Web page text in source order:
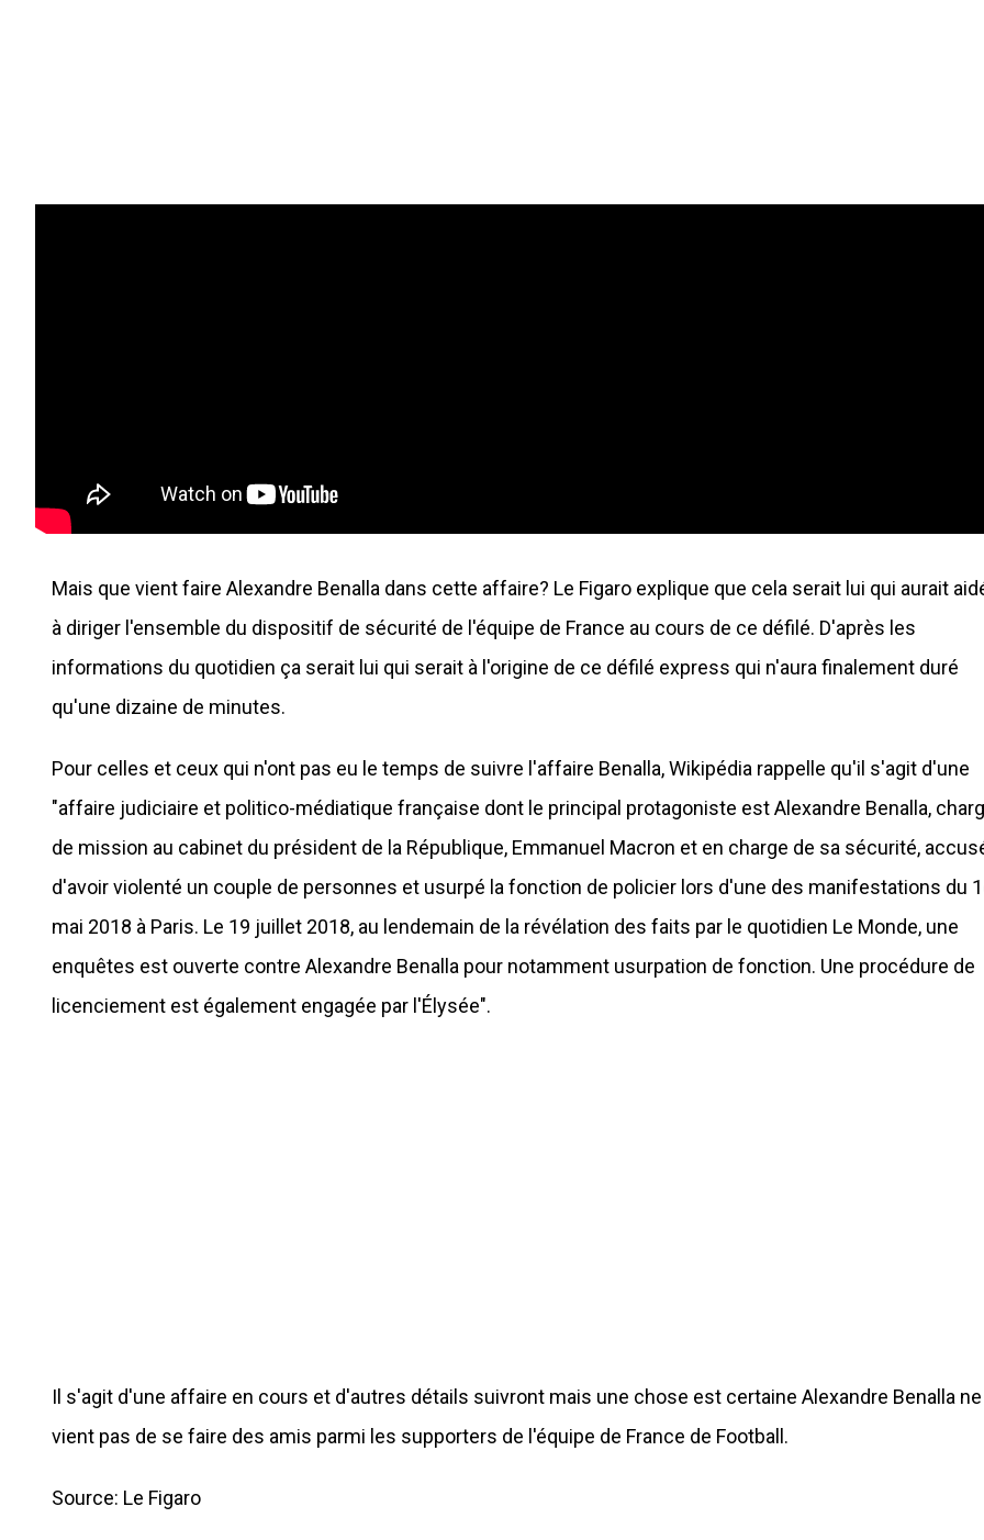
Mais que vient faire Alexandre Benalla dans cette affaire? Le Figaro explique que cela serait lui qui aurait
à diriger l'ensemble du dispositif de sécurité de l'équipe de France au cours de ce défilé. D'après les
informations du quotidien ça serait lui qui serait à l'origine de ce défilé express qui n'aura finalement duré
qu'une dizaine de minutes.
Pour celles et ceux qui n'ont pas eu le temps de suivre l'affaire Benalla, Wikipédia rappelle qu'il s'agit d'une
"affaire judiciaire et politico-médiatique française dont le principal protagoniste est Alexandre Benalla,
de mission au cabinet du président de la République, Emmanuel Macron et en charge de sa sécurité,
d'avoir violenté un couple de personnes et usurpé la fonction de policier lors d'une des manifestations du
mai 2018 à Paris. Le 19 juillet 2018, au lendemain de la révélation des faits par le quotidien Le Monde, une
enquêtes est ouverte contre Alexandre Benalla pour notamment usurpation de fonction. Une procédure de
licenciement est également engagée par l'Élysée".
Il s'agit d'une affaire en cours et d'autres détails suivront mais une chose est certaine Alexandre Benalla ne
vient pas de se faire des amis parmi les supporters de l'équipe de France de Football.
Source: Le Figaro